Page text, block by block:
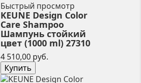
Быстрый просмотр
KEUNE Design Color
Care Shampoo
Шампунь стойкий
цвет (1000 ml) 27310
4 510,00 руб.Цена
Купить